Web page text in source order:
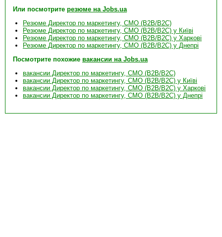
Или посмотрите резюме на Jobs.ua
Резюме Директор по маркетингу, CMO (B2B/B2C)
Резюме Директор по маркетингу, CMO (B2B/B2C) у Київі
Резюме Директор по маркетингу, CMO (B2B/B2C) у Харкові
Резюме Директор по маркетингу, CMO (B2B/B2C) у Днепрі
Посмотрите похожие вакансии на Jobs.ua
вакансии Директор по маркетингу, CMO (B2B/B2C)
вакансии Директор по маркетингу, CMO (B2B/B2C) у Київі
вакансии Директор по маркетингу, CMO (B2B/B2C) у Харкові
вакансии Директор по маркетингу, CMO (B2B/B2C) у Днепрі